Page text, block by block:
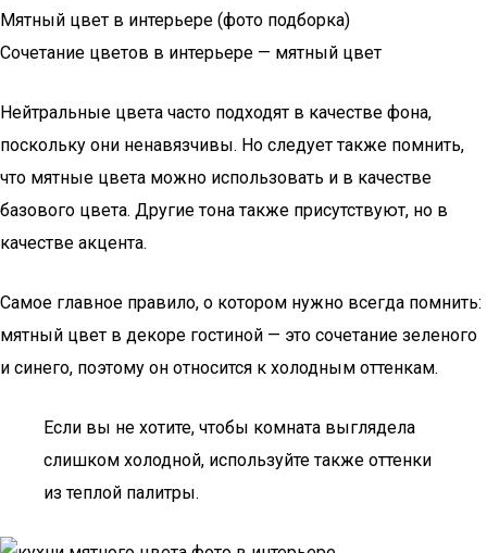
Мятный цвет в интерьере (фото подборка)
Сочетание цветов в интерьере — мятный цвет
Нейтральные цвета часто подходят в качестве фона,
поскольку они ненавязчивы. Но следует также помнить,
что мятные цвета можно использовать и в качестве
базового цвета. Другие тона также присутствуют, но в
качестве акцента.
Самое главное правило, о котором нужно всегда помнить:
мятный цвет в декоре гостиной — это сочетание зеленого
и синего, поэтому он относится к холодным оттенкам.
Если вы не хотите, чтобы комната выглядела
слишком холодной, используйте также оттенки
из теплой палитры.